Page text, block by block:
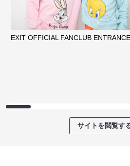
EXIT OFFICIAL FANCLUB ENTRANCE
サイトを閲覧す